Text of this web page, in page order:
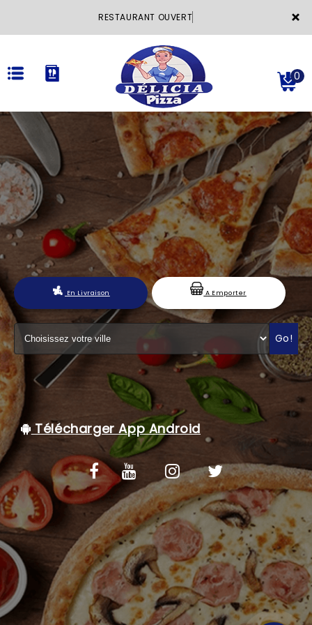
×
RESTAURANT OUVERT
ACCUEIL
LA CARTE
VOTRE COMPTE
NOTRE RESTAURANT
VOS AVIS
MENTIONS LÉGALES
C.G.V
0
En Livraison A Emporter
Go!
Télécharger App Android